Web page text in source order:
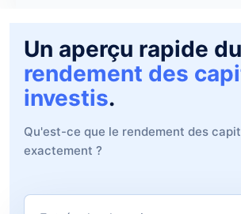
Un aperçu rapide du
rendement des
investis.
Qu'est-ce que le rendement des
exactement ?